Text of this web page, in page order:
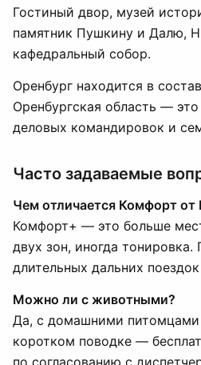
Гостиный двор, музей
памятник Пушкину и Далю,
кафедральный собор.
Оренбург находится в
Оренбургская область —
деловых командировок и
Часто задаваемые
Чем отличается Комфорт
Комфорт+ — это больше
двух зон, иногда тонировка.
длительных дальних
Можно ли с животными?
Да, с домашними питомцами
коротком поводке —
по согласованию с